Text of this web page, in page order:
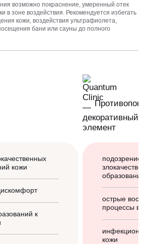
возможно покраснение, умеренный отек
в зоне воздействия. Рекомендуется избегать
кожи, воздействия ультрафиолета,
бани или сауны до полного
кожи
к
подозрение
образования
острые
процессы в
кожи